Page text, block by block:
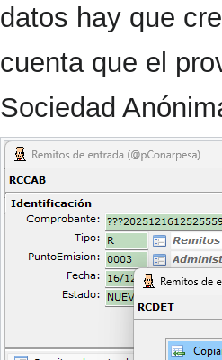
datos hay que
cuenta que el
Sociedad